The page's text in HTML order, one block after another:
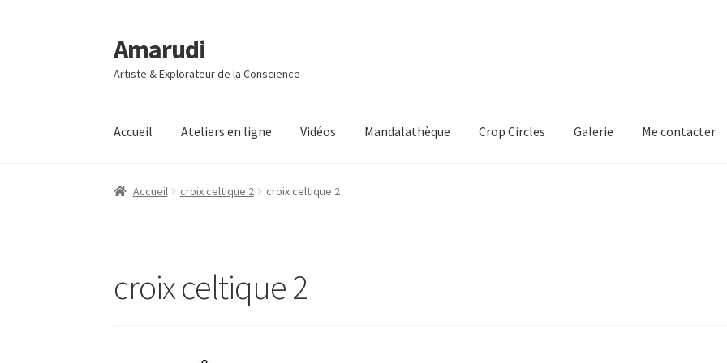
Aller
à
la
Aller
au
contenu
Amarudi
Artiste & Explorateur de la Conscience
Accueil Ateliers en ligne Vidéos Mandalathèque Crop Circles Galerie Me contacter
Accueil Accueil Ateliers en ligne Boutique
Accueil croix celtique 2 croix celtique 2
croix celtique 2